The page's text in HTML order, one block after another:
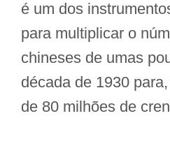
é um dos
para multiplicar o
chineses de umas
década de 1930
de 80 milhões de